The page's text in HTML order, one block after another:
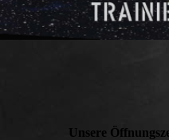
Unsere